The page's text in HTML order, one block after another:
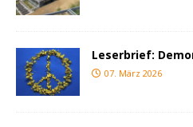
Leserbrief:
07. März 2026